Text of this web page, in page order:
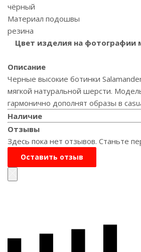
чёрный
Материал подошвы
резина
Цвет изделия на фотографии
Описание
Черные высокие ботинки
мягкой натуральной шерсти.
гармонично дополнят образы в
Наличие
Отзывы
Здесь пока нет отзывов. Станьте
Оставить отзыв